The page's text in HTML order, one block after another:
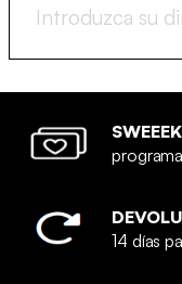
14 días